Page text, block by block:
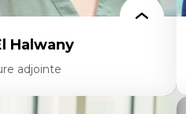
Halwany
adjointe